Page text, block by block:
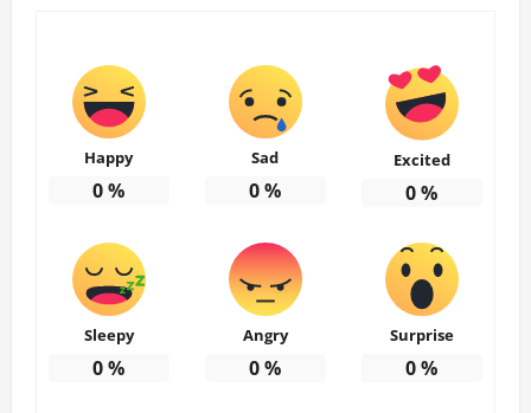
Happy
0%
Sad
0%
Excited
0%
Sleepy
0%
Angry
0%
Surprise
0%